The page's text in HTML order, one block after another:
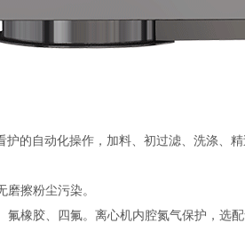
自动化操作，加料、初过滤、洗涤、精
擦粉尘污染。
胶、四氟。离心机内腔氮气保护，选配